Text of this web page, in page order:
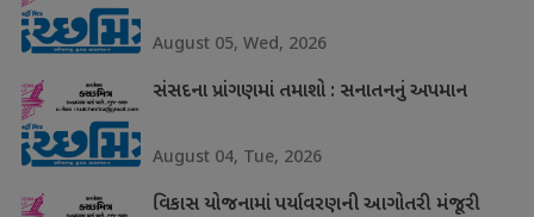
August 05, Wed, 2026
સંસદના પ્રાંગણમાં તમાશો : સનાતનનું અપમાન
August 04, Tue, 2026
વિકાસ યોજનામાં પર્યાવરણની આગોતરી મંજૂરી